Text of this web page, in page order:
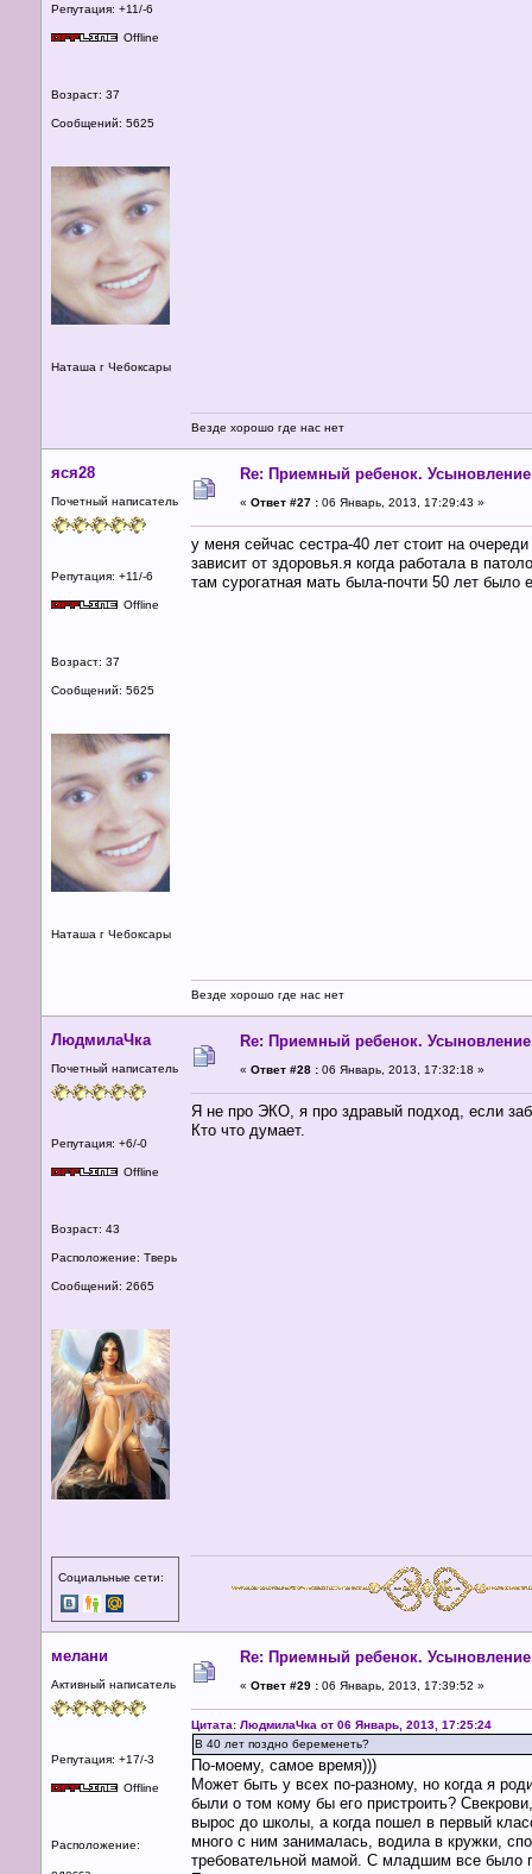
Репутация: +11/-6
Offline
Возраст: 37
Сообщений: 5625
Наташа г Чебоксары
Везде хорошо где нас нет
яся28
Почетный написатель
Репутация: +11/-6
Offline
Возраст: 37
Сообщений: 5625
Наташа г Чебоксары
Re: Приемный ребенок. Усыновление
« Ответ #27 : 06 Январь, 2013, 17:29:43 »
у меня сейчас сестра-40 лет стоит на
зависит от здоровья.я когда работала в
там сурогатная мать была-почти 50 лет было
Везде хорошо где нас нет
ЛюдмилаЧка
Почетный написатель
Репутация: +6/-0
Offline
Возраст: 43
Расположение: Тверь
Сообщений: 2665
Социальные сети:
Re: Приемный ребенок. Усыновление
« Ответ #28 : 06 Январь, 2013, 17:32:18 »
Я не про ЭКО, я про здравый подход, если
Кто что думает.
мелани
Активный написатель
Репутация: +17/-3
Offline
Расположение:
Re: Приемный ребенок. Усыновление
« Ответ #29 : 06 Январь, 2013, 17:39:52 »
Цитата: ЛюдмилаЧка от 06 Январь, 2013, 17:25:24
В 40 лет поздно беременеть?
По-моему, самое время)))
Может быть у всех по-разному, но когда я
были о том кому бы его пристроить?
вырос до школы, а когда пошел в первый
много с ним занималась, водила в кружки,
требовательной мамой. С младшим все было